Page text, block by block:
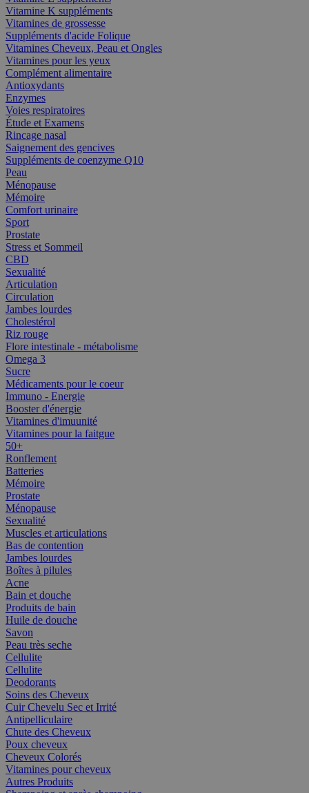
Vitamine K suppléments
Vitamines de grossesse
Suppléments d'acide Folique
Vitamines Cheveux, Peau et Ongles
Vitamines pour les yeux
Complément alimentaire
Antioxydants
Enzymes
Voies respiratoires
Étude et Examens
Rincage nasal
Saignement des gencives
Suppléments de coenzyme Q10
Peau
Ménopause
Mémoire
Comfort urinaire
Sport
Prostate
Stress et Sommeil
CBD
Sexualité
Articulation
Circulation
Jambes lourdes
Cholestérol
Riz rouge
Flore intestinale - métabolisme
Omega 3
Sucre
Médicaments pour le coeur
Immuno - Energie
Booster d'énergie
Vitamines d'imuunité
Vitamines pour la faitgue
50+
Ronflement
Batteries
Mémoire
Prostate
Ménopause
Sexualité
Muscles et articulations
Bas de contention
Jambes lourdes
Boîtes à pilules
Acne
Bain et douche
Produits de bain
Huile de douche
Savon
Peau très seche
Cellulite
Cellulite
Deodorants
Soins des Cheveux
Cuir Chevelu Sec et Irrité
Antipelliculaire
Chute des Cheveux
Poux cheveux
Cheveux Colorés
Vitamines pour cheveux
Autres Produits